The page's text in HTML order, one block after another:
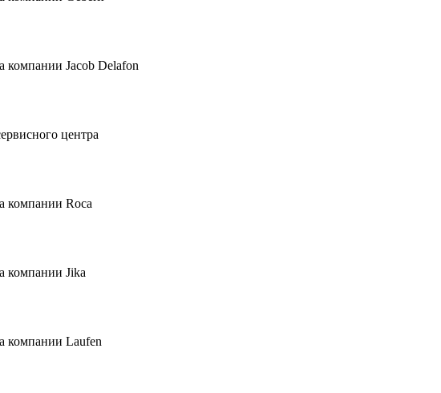
компании Jacob Delafon
центра
компании Roca
компании Jika
компании Laufen